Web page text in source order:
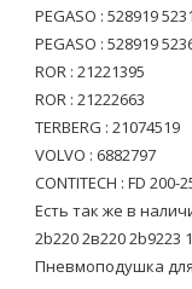
PEGASO : 528919
PEGASO : 528919
ROR : 21221395
ROR : 21222663
TERBERG : 21074519
VOLVO : 6882797
CONTITECH : FD 200-
Есть так же в
2b220 2в220 2b9223
Пневмоподушка